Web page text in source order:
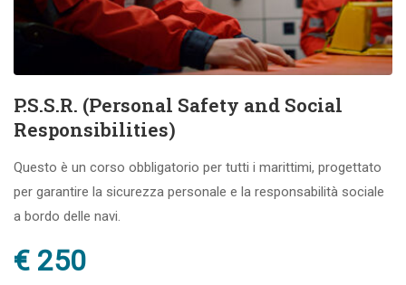
P.S.S.R. (Personal Safety and Social
Responsibilities)
Questo è un corso obbligatorio per tutti i marittimi, progettato
per garantire la sicurezza personale e la responsabilità sociale
a bordo delle navi.
€ 250